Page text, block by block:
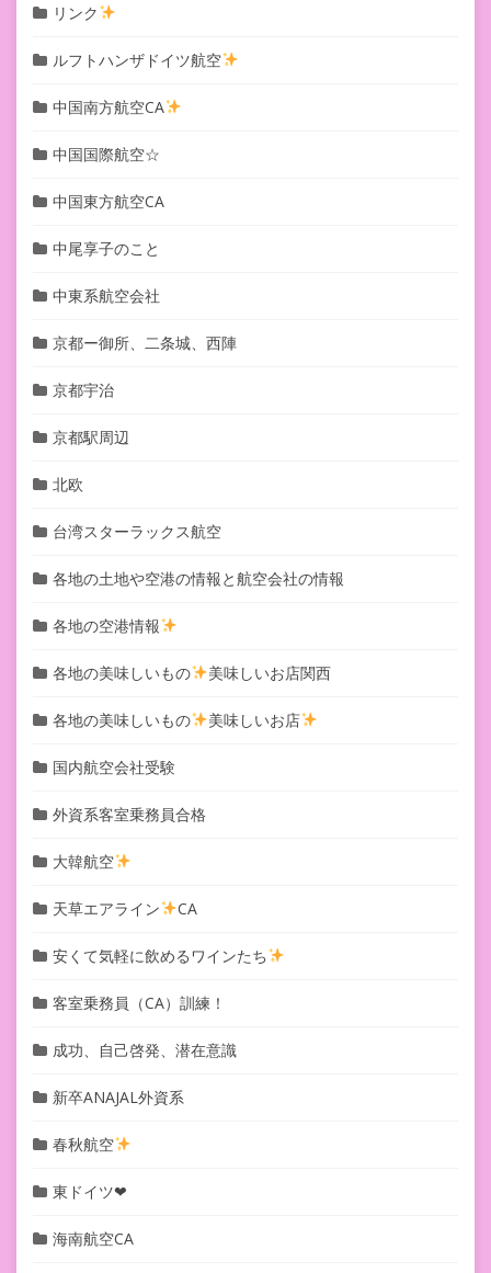
リンク
ルフトハンザドイツ航空
中国南方航空CA
中国国際航空☆
中国東方航空CA
中尾享子のこと
中東系航空会社
京都ー御所、二条城、西陣
京都宇治
京都駅周辺
北欧
台湾スターラックス航空
各地の土地や空港の情報と航空会社の情報
各地の空港情報
各地の美味しいもの 美味しいお店関西
各地の美味しいもの 美味しいお店
国内航空会社受験
外資系客室乗務員合格
大韓航空
天草エアライン CA
安くて気軽に飲めるワインたち
客室乗務員（CA）訓練！
成功、自己啓発、潜在意識
新卒ANAJAL外資系
春秋航空
東ドイツ❤︎
海南航空CA